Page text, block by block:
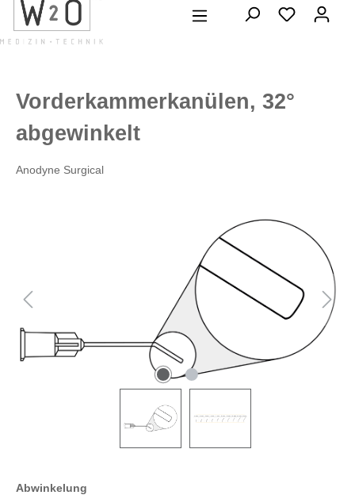
springen
Vorderkammerkanülen, 32°
abgewinkelt
Anodyne Surgical
Abwinkelung